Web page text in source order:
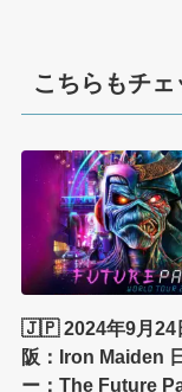
こちらもチ
🇯🇵 2024年9月24
阪：Iron Maiden
ー：The Future